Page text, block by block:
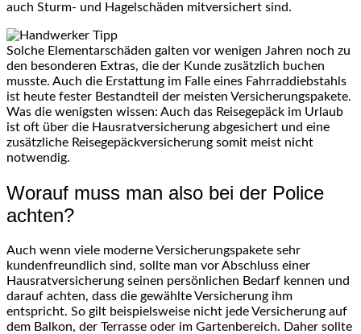
auch Sturm- und Hagelschäden mitversichert sind.
Solche Elementarschäden galten vor wenigen Jahren noch zu
den besonderen Extras, die der Kunde zusätzlich buchen
musste. Auch die Erstattung im Falle eines Fahrraddiebstahls
ist heute fester Bestandteil der meisten Versicherungspakete.
Was die wenigsten wissen: Auch das Reisegepäck im Urlaub
ist oft über die Hausratversicherung abgesichert und eine
zusätzliche Reisegepäckversicherung somit meist nicht
notwendig.
Worauf muss man also bei der Police
achten?
Auch wenn viele moderne Versicherungspakete sehr
kundenfreundlich sind, sollte man vor Abschluss einer
Hausratversicherung seinen persönlichen Bedarf kennen und
darauf achten, dass die gewählte Versicherung ihm
entspricht. So gilt beispielsweise nicht jede Versicherung auf
dem Balkon, der Terrasse oder im Gartenbereich. Daher sollte